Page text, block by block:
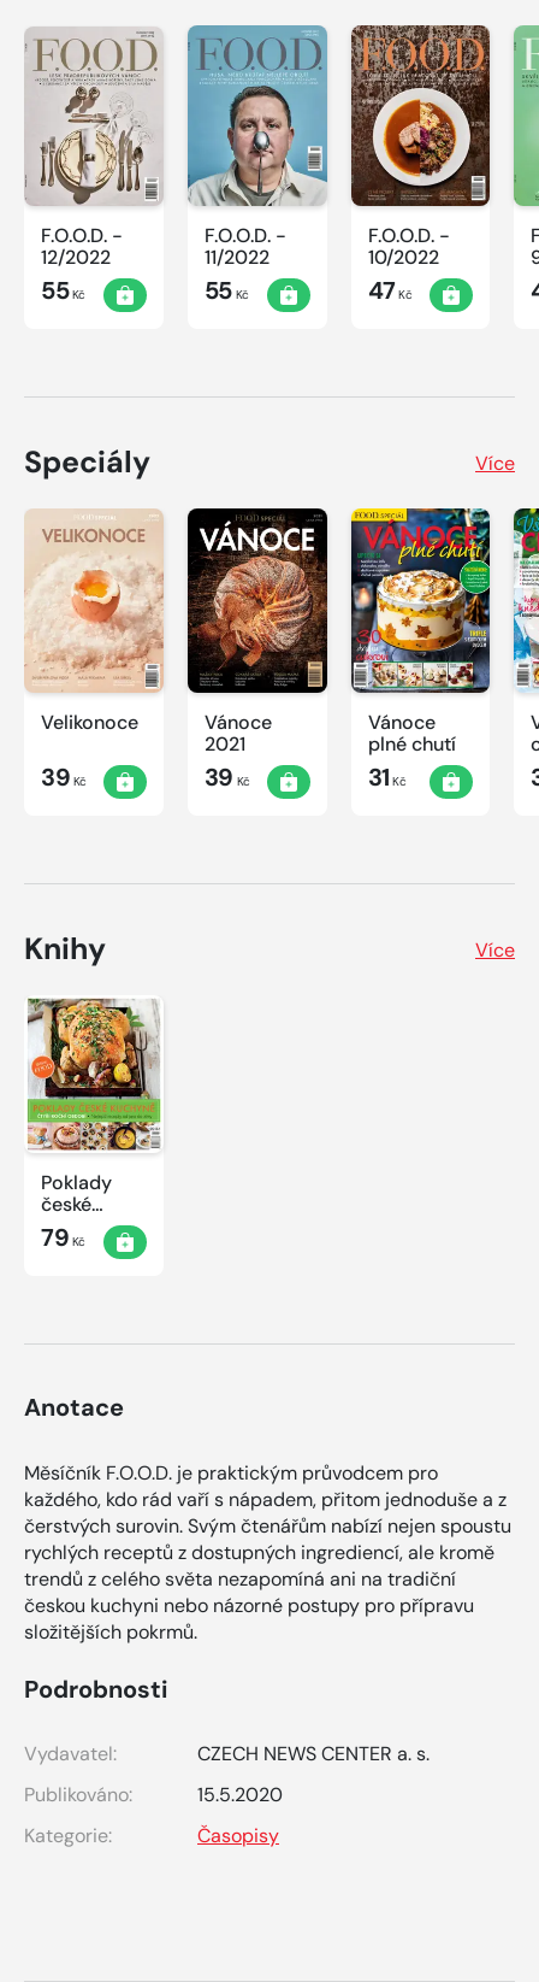
F.O.O.D. -
12/2022
55Kč
F.O.O.D. -
11/2022
55Kč
F.O.O.D. -
10/2022
47Kč
Speciály Více
Velikonoce
39 Kč
Vánoce
2021
39 Kč
Vánoce
plné chutí
31 Kč
Knihy Více
Poklady
české
kuchyně
79 Kč
Anotace
Měsíčník F.O.O.D. je praktickým průvodcem pro
každého, kdo rád vaří s nápadem, přitom jednoduše a z
čerstvých surovin. Svým čtenářům nabízí nejen spoustu
rychlých receptů z dostupných ingrediencí, ale kromě
trendů z celého světa nezapomíná ani na tradiční
českou kuchyni nebo názorné postupy pro přípravu
složitějších pokrmů.
Podrobnosti
Vydavatel:
CZECH NEWS CENTER a. s.
Publikováno:
15.5.2020
Kategorie:
Časopisy